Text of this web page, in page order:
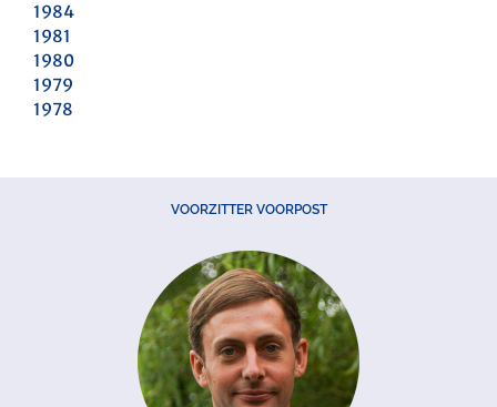
1984
1981
1980
1979
1978
VOORZITTER VOORPOST